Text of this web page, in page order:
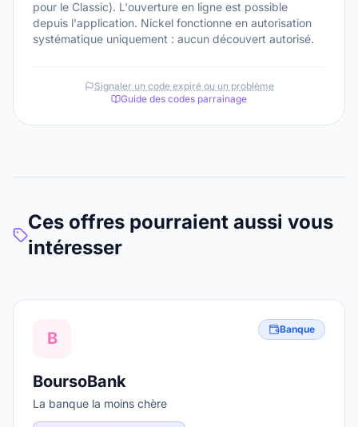
pour le Classic). L'ouverture en ligne est possible
depuis l'application. Nickel fonctionne en autorisation
systématique uniquement : aucun découvert autorisé.
Signaler un code expiré ou un problème
Guide des codes parrainage
Ces offres pourraient aussi vous
intéresser
B Banque
BoursoBank
La banque la moins chère